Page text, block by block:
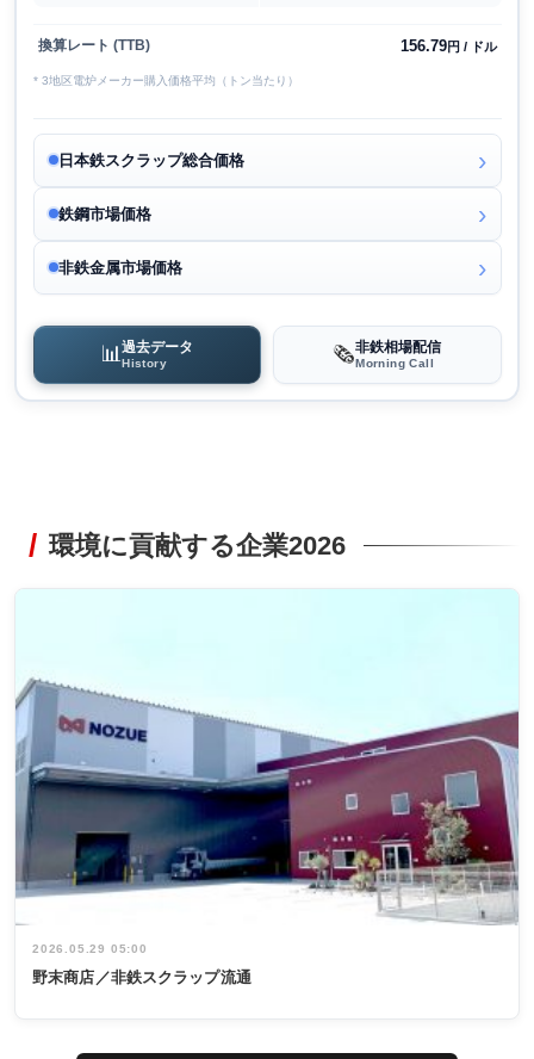
換算レート (TTB) 156.79円 / ドル
* 3地区電炉メーカー購入価格平均（トン当たり）
日本鉄スクラップ総合価格
鉄鋼市場価格
非鉄金属市場価格
📊過去データ
History 🗞️非鉄相場配信
Morning Call
環境に貢献する企業2026
2026.05.29 05:00
野末商店／非鉄スクラップ流通